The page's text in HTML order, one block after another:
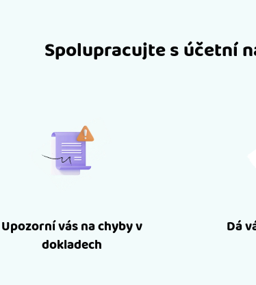
Spolupracujte s účetní
Upozorní vás na chyby v
dokladech
Dá